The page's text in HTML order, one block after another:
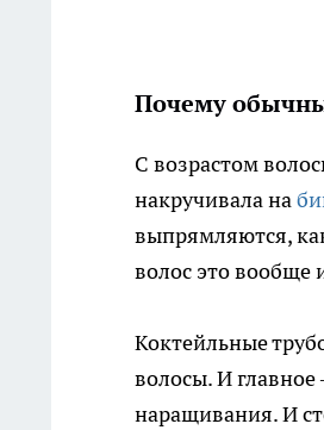
Почему
С возрастом
накручивала на
выпрямляются,
волос это вообще
Коктейльные
волосы. И
наращивания. И